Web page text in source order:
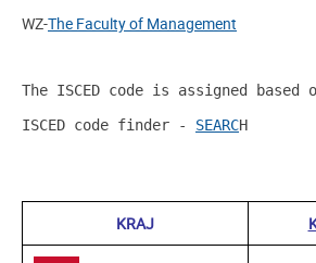
WZ-The Faculty of Management
The ISCED code is assigned
ISCED code finder - SEARCH
KRAJ